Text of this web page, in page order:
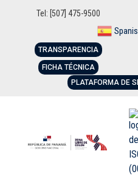
Tel: [507] 475-9500
TRANSPARENCIA
FICHA TÉCNICA
PLATAFORMA DE